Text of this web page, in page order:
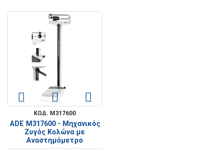
ΚΩΔ. Μ317600
ADE Μ317600 - Μηχανικός
Ζυγός Κολώνα με
Αναστημόμετρο